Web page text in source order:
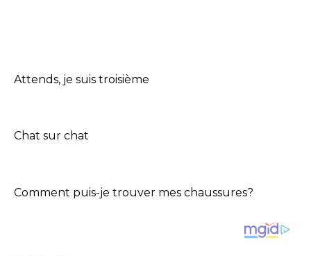
Attends, je suis troisième
Chat sur chat
Comment puis-je trouver mes chaussures?